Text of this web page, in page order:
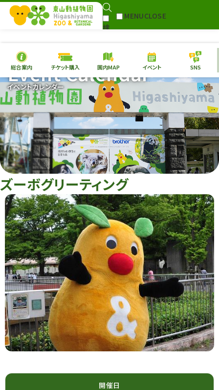
検
MENUCLOSE
本日の開園情報 チケ
園内MAP イベント
総合案内
動物園 植物園
再生プラン
東山動植物園
への支援
環境教育
サイトマップ
Follow
総合案内 チケット購入 園内MAP イベント SNS
イベントカレンダー
Event Calendar
ズーボグリーティング
開催日